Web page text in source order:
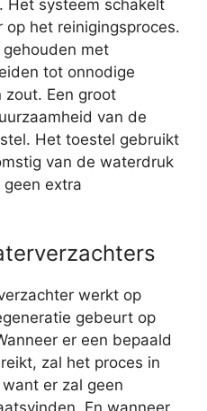
Het systeem schakelt
op het reinigingsproces.
met
tot onnodige
zout. Een groot
van de
Het toestel gebruikt
van de waterdruk
extra
werkt op
gebeurt op
er een bepaald
zal het proces in
er zal geen